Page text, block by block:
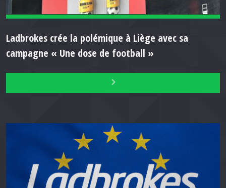
Ladbrokes crée la polémique à Liège avec sa
campagne « Une dose de football »